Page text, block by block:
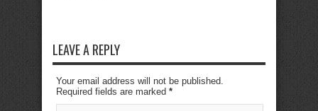
LEAVE A REPLY
Your email address will not be published.
Required fields are marked *